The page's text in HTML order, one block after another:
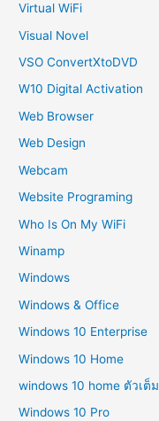
Virtual WiFi
Visual Novel
VSO ConvertXtoDVD
W10 Digital Activation
Web Browser
Web Design
Webcam
Website Programing
Who Is On My WiFi
Winamp
Windows
Windows & Office
Windows 10 Enterprise
Windows 10 Home
windows 10 home ตัวเต็ม
Windows 10 Pro